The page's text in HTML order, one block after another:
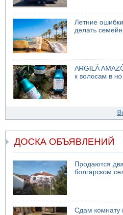
Летние
делать
ARGILÁ
к волосам в но
ДОСКА ОБЪЯВЛЕНИЙ
Продаются
болгарском
Сдам комнату